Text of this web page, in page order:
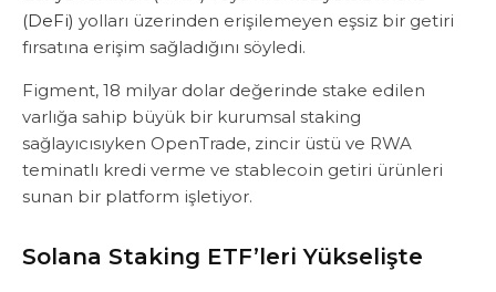
(DeFi) yolları üzerinden erişilemeyen eşsiz bir getiri
fırsatına erişim sağladığını söyledi.
Figment, 18 milyar dolar değerinde stake edilen
varlığa sahip büyük bir kurumsal staking
sağlayıcısıyken OpenTrade, zincir üstü ve RWA
teminatlı kredi verme ve stablecoin getiri ürünleri
sunan bir platform işletiyor.
Solana Staking ETF’leri Yükselişte